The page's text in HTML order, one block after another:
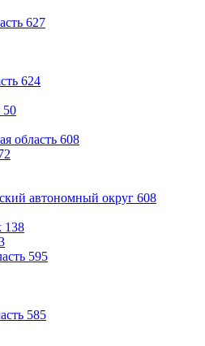
627
624
50
область 608
автономный округ 608
138
595
585